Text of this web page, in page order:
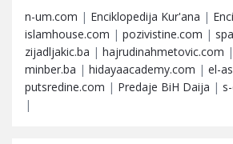
n-um.com | Enciklopedija Kur'ana |
islamhouse.com | pozivistine.com |
zijadljakic.ba | hajrudinahmetovic.com |
minber.ba | hidayaacademy.com | el-
putsredine.com | Predaje BiH Daija |
|